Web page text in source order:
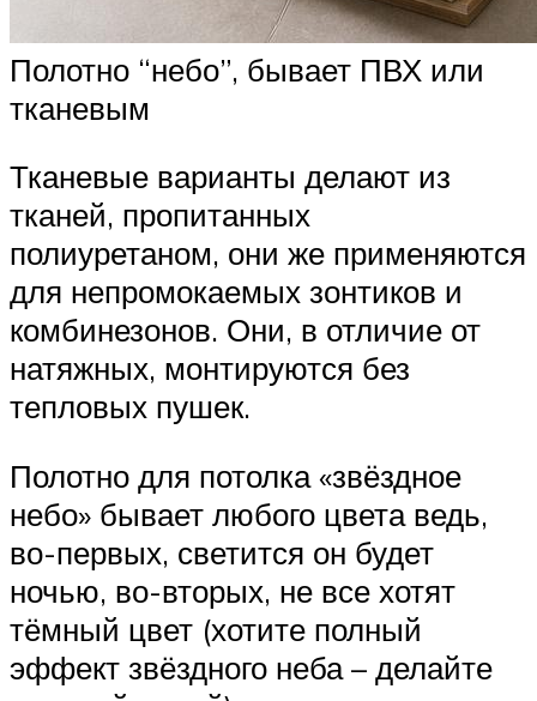
Полотно “небо”, бывает ПВХ или
тканевым
Тканевые варианты делают из
тканей, пропитанных
полиуретаном, они же применяются
для непромокаемых зонтиков и
комбинезонов. Они, в отличие от
натяжных, монтируются без
тепловых пушек.
Полотно для потолка «звёздное
небо» бывает любого цвета ведь,
во-первых, светится он будет
ночью, во-вторых, не все хотят
тёмный цвет (хотите полный
эффект звёздного неба – делайте